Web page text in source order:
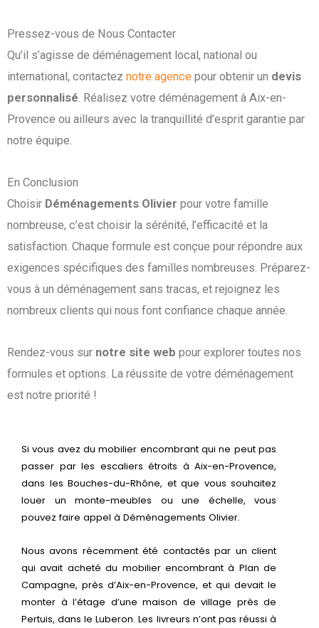
Pressez-vous de Nous Contacter
Qu’il s’agisse de déménagement local, national ou
international, contactez notre agence pour obtenir un devis
personnalisé. Réalisez votre déménagement à Aix-en-
Provence ou ailleurs avec la tranquillité d’esprit garantie par
notre équipe.
En Conclusion
Choisir Déménagements Olivier pour votre famille
nombreuse, c’est choisir la sérénité, l’efficacité et la
satisfaction. Chaque formule est conçue pour répondre aux
exigences spécifiques des familles nombreuses. Préparez-
vous à un déménagement sans tracas, et rejoignez les
nombreux clients qui nous font confiance chaque année.
Rendez-vous sur notre site web pour explorer toutes nos
formules et options. La réussite de votre déménagement
est notre priorité !
Si vous avez du mobilier encombrant qui ne peut pas
passer par les escaliers étroits à Aix-en-Provence,
dans les Bouches-du-Rhône, et que vous souhaitez
louer un monte-meubles ou une échelle, vous
pouvez faire appel à Déménagements Olivier.
Nous avons récemment été contactés par un client
qui avait acheté du mobilier encombrant à Plan de
Campagne, près d’Aix-en-Provence, et qui devait le
monter à l’étage d’une maison de village près de
Pertuis, dans le Luberon. Les livreurs n’ont pas réussi à